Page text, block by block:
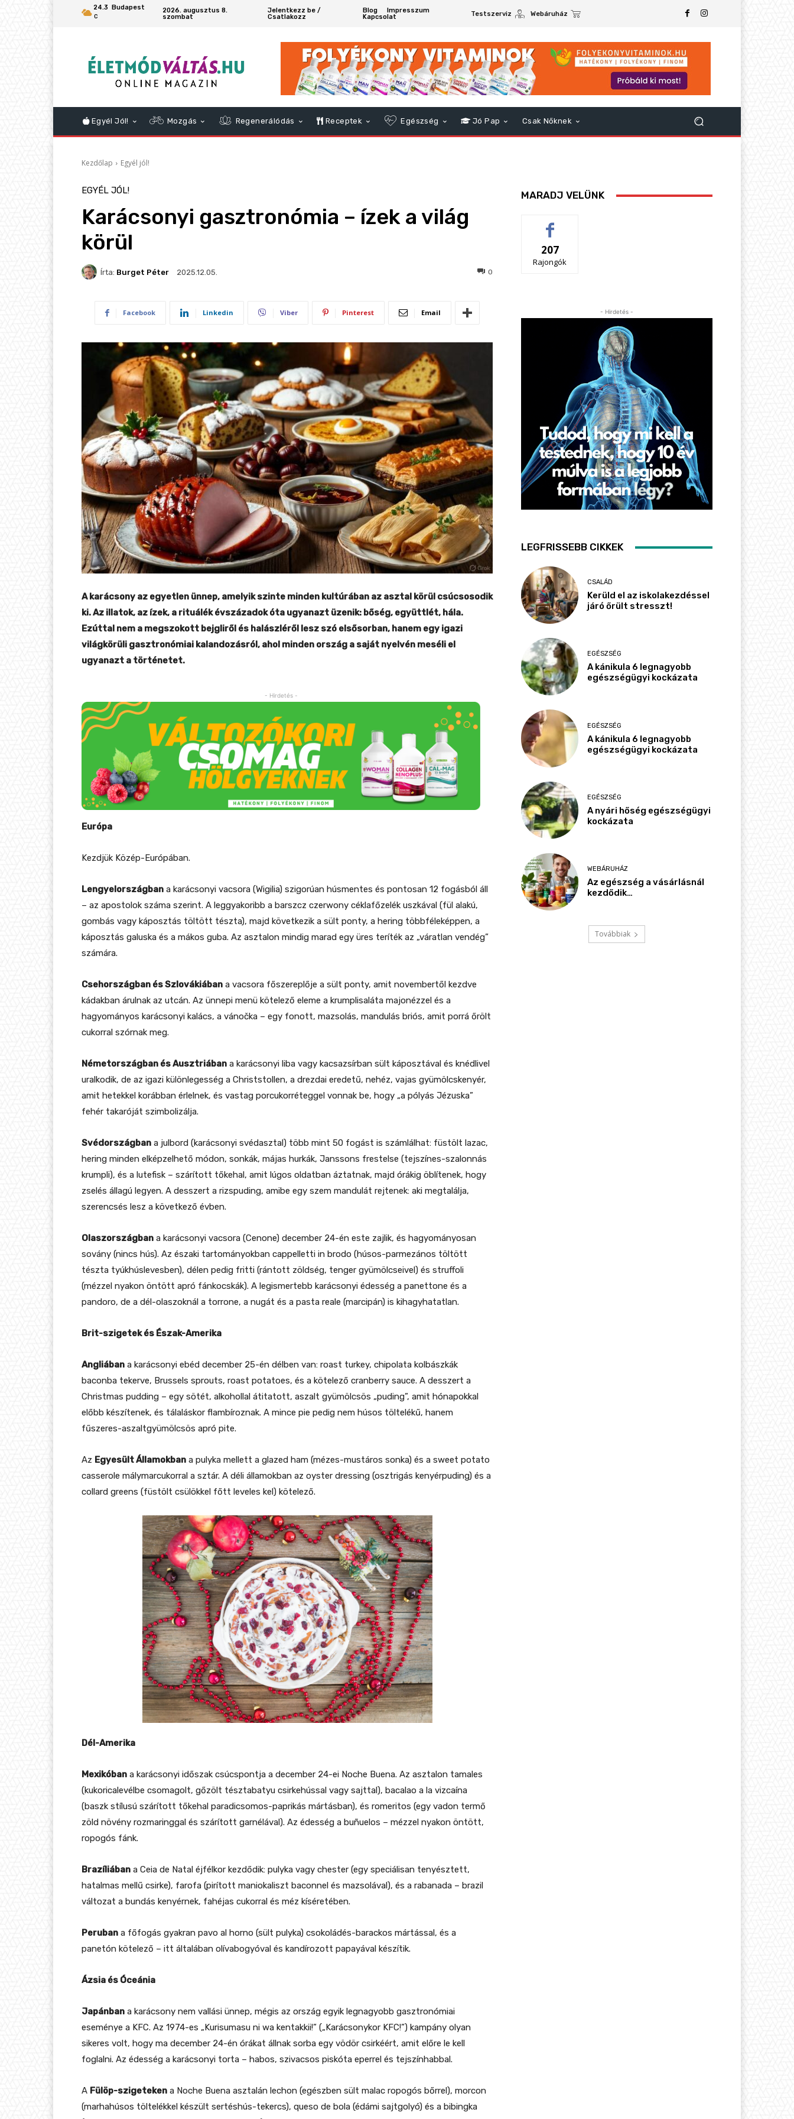
24.3
C
Budapest
2026. augusztus 8.
szombat
Jelentkezz be /
Csatlakozz
Blog
Impresszum
Kapcsolat
Testszerviz Webáruház
Egyél Jól! Mozgás Regenerálódás Receptek Egészség Jó Pap Csak Nőknek
Kezdőlap Egyél jól!
EGYÉL JÓL!
Karácsonyi gasztronómia – ízek a világ
körül
Írta: Burget Péter 2025.12.05. 0
Facebook Linkedin Viber Pinterest Email
A karácsony az egyetlen ünnep, amelyik szinte minden kultúrában az asztal körül csúcsosodik
ki. Az illatok, az ízek, a rituálék évszázadok óta ugyanazt üzenik: bőség, együttlét, hála.
Ezúttal nem a megszokott bejgliről és halászléről lesz szó elsősorban, hanem egy igazi
világkörüli gasztronómiai kalandozásról, ahol minden ország a saját nyelvén meséli el
ugyanazt a történetet.
- Hirdetés -
Európa
Kezdjük Közép-Európában.
Lengyelországban a karácsonyi vacsora (Wigilia) szigorúan húsmentes és pontosan 12 fogásból áll
– az apostolok száma szerint. A leggyakoribb a barszcz czerwony céklafőzelék uszkával (fül alakú,
gombás vagy káposztás töltött tészta), majd következik a sült ponty, a hering többféleképpen, a
káposztás galuska és a mákos guba. Az asztalon mindig marad egy üres teríték az „váratlan vendég”
számára.
Csehországban és Szlovákiában a vacsora főszereplője a sült ponty, amit novembertől kezdve
kádakban árulnak az utcán. Az ünnepi menü kötelező eleme a krumplisaláta majonézzel és a
hagyományos karácsonyi kalács, a vánočka – egy fonott, mazsolás, mandulás briós, amit porrá őrölt
cukorral szórnak meg.
Németországban és Ausztriában a karácsonyi liba vagy kacsazsírban sült káposztával és knédlivel
uralkodik, de az igazi különlegesség a Christstollen, a drezdai eredetű, nehéz, vajas gyümölcskenyér,
amit hetekkel korábban érlelnek, és vastag porcukorréteggel vonnak be, hogy „a pólyás Jézuska”
fehér takaróját szimbolizálja.
Svédországban a julbord (karácsonyi svédasztal) több mint 50 fogást is számlálhat: füstölt lazac,
hering minden elképzelhető módon, sonkák, májas hurkák, Janssons frestelse (tejszínes-szalonnás
krumpli), és a lutefisk – szárított tőkehal, amit lúgos oldatban áztatnak, majd órákig öblítenek, hogy
zselés állagú legyen. A desszert a rizspuding, amibe egy szem mandulát rejtenek: aki megtalálja,
szerencsés lesz a következő évben.
Olaszországban a karácsonyi vacsora (Cenone) december 24-én este zajlik, és hagyományosan
sovány (nincs hús). Az északi tartományokban cappelletti in brodo (húsos-parmezános töltött
tészta tyúkhúslevesben), délen pedig fritti (rántott zöldség, tenger gyümölcseivel) és struffoli
(mézzel nyakon öntött apró fánkocskák). A legismertebb karácsonyi édesség a panettone és a
pandoro, de a dél-olaszoknál a torrone, a nugát és a pasta reale (marcipán) is kihagyhatatlan.
Brit-szigetek és Észak-Amerika
Angliában a karácsonyi ebéd december 25-én délben van: roast turkey, chipolata kolbászkák
baconba tekerve, Brussels sprouts, roast potatoes, és a kötelező cranberry sauce. A desszert a
Christmas pudding – egy sötét, alkohollal átitatott, aszalt gyümölcsös „puding”, amit hónapokkal
előbb készítenek, és tálaláskor flambíroznak. A mince pie pedig nem húsos töltelékű, hanem
fűszeres-aszaltgyümölcsös apró pite.
Az Egyesült Államokban a pulyka mellett a glazed ham (mézes-mustáros sonka) és a sweet potato
casserole málymarcukorral a sztár. A déli államokban az oyster dressing (osztrigás kenyérpuding) és a
collard greens (füstölt csülökkel főtt leveles kel) kötelező.
Dél-Amerika
Mexikóban a karácsonyi időszak csúcspontja a december 24-ei Noche Buena. Az asztalon tamales
(kukoricalevélbe csomagolt, gőzölt tésztabatyu csirkehússal vagy sajttal), bacalao a la vizcaína
(baszk stílusú szárított tőkehal paradicsomos-paprikás mártásban), és romeritos (egy vadon termő
zöld növény rozmaringgal és szárított garnélával). Az édesség a buñuelos – mézzel nyakon öntött,
ropogós fánk.
Brazíliában a Ceia de Natal éjfélkor kezdődik: pulyka vagy chester (egy speciálisan tenyésztett,
hatalmas mellű csirke), farofa (pirított maniokaliszt baconnel és mazsolával), és a rabanada – brazil
változat a bundás kenyérnek, fahéjas cukorral és méz kíséretében.
Peruban a főfogás gyakran pavo al horno (sült pulyka) csokoládés-barackos mártással, és a
panetón kötelező – itt általában olívabogyóval és kandírozott papayával készítik.
Ázsia és Óceánia
Japánban a karácsony nem vallási ünnep, mégis az ország egyik legnagyobb gasztronómiai
eseménye a KFC. Az 1974-es „Kurisumasu ni wa kentakkii!” („Karácsonykor KFC!”) kampány olyan
sikeres volt, hogy ma december 24-én órákat állnak sorba egy vödör csirkéért, amit előre le kell
foglalni. Az édesség a karácsonyi torta – habos, szivacsos piskóta eperrel és tejszínhabbal.
A Fülöp-szigeteken a Noche Buena asztalán lechon (egészben sült malac ropogós bőrrel), morcon
(marhahúsos töltelékkel készült sertéshús-tekercs), queso de bola (édámi sajtgolyó) és a bibingka
MARADJ VELÜNK
207
Rajongók
- Hirdetés -
LEGFRISSEBB CIKKEK
CSALÁD
Kerüld el az iskolakezdéssel
járó őrült stresszt!
EGÉSZSÉG
A kánikula 6 legnagyobb
egészségügyi kockázata
EGÉSZSÉG
A kánikula 6 legnagyobb
egészségügyi kockázata
EGÉSZSÉG
A nyári hőség egészségügyi
kockázata
WEBÁRUHÁZ
Az egészség a vásárlásnál
kezdődik…
Továbbiak